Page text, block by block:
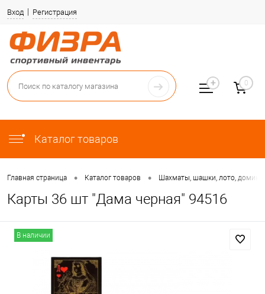
Вход Регистрация
Каталог товаров
0
Главная страница • Каталог товаров • Шахматы, шашки, лото,
Карты 36 шт "Дама черная" 94516
В наличии